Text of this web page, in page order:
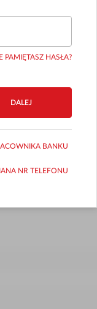
BANKU
NR TELEFONU
PAMIĘTASZ HASŁA?
DALEJ